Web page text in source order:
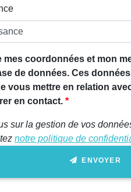
mes coordonnées et mon
de données. Ces
vous mettre en relation
en contact.
sur la gestion de vos
notre politique de
ENVOYER